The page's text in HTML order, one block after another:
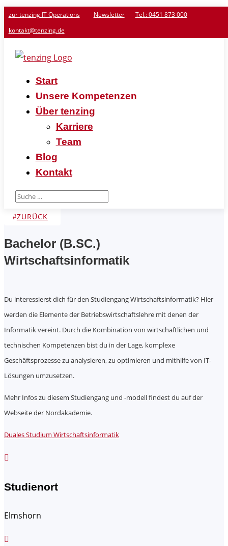
zur tenzing IT Operations Newsletter
Tel.: 0451 873 000
kontakt@tenzing.de
Start
Unsere Kompetenzen
Über tenzing
Karriere
Team
Blog
Kontakt
ZURÜCK
Bachelor (B.SC.)
Wirtschaftsinformatik
Du interessierst dich für den Studiengang Wirtschaftsinformatik? Hier
werden die Elemente der Betriebswirtschaftslehre mit denen der
Informatik vereint. Durch die Kombination von wirtschaftlichen und
technischen Kompetenzen bist du in der Lage, komplexe
Geschäftsprozesse zu analysieren, zu optimieren und mithilfe von IT-
Lösungen umzusetzen.
Mehr Infos zu diesem Studiengang und -modell findest du auf der
Webseite der Nordakademie.
Duales Studium Wirtschaftsinformatik

Studienort
Elmshorn
